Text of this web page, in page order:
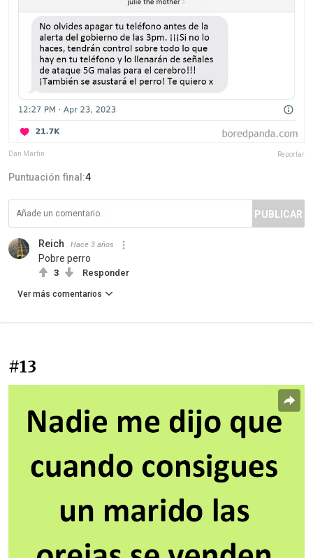
Dan Martin Reportar
Puntuación final:4
PUBLICAR
Reich Hace 3 años
Pobre perro
3 Responder
Ver más comentarios
#13